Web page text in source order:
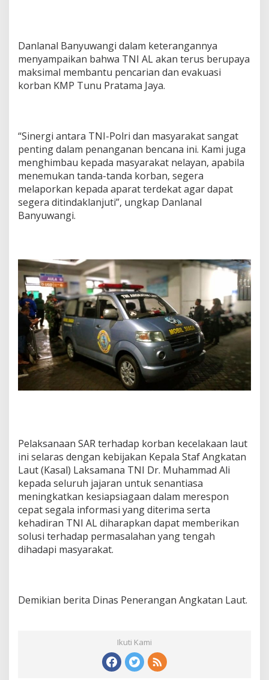
Danlanal Banyuwangi dalam keterangannya
menyampaikan bahwa TNI AL akan terus berupaya
maksimal membantu pencarian dan evakuasi
korban KMP Tunu Pratama Jaya.
“Sinergi antara TNI-Polri dan masyarakat sangat
penting dalam penanganan bencana ini. Kami juga
menghimbau kepada masyarakat nelayan, apabila
menemukan tanda-tanda korban, segera
melaporkan kepada aparat terdekat agar dapat
segera ditindaklanjuti”, ungkap Danlanal
Banyuwangi.
Pelaksanaan SAR terhadap korban kecelakaan laut
ini selaras dengan kebijakan Kepala Staf Angkatan
Laut (Kasal) Laksamana TNI Dr. Muhammad Ali
kepada seluruh jajaran untuk senantiasa
meningkatkan kesiapsiagaan dalam merespon
cepat segala informasi yang diterima serta
kehadiran TNI AL diharapkan dapat memberikan
solusi terhadap permasalahan yang tengah
dihadapi masyarakat.
Demikian berita Dinas Penerangan Angkatan Laut.
Ikuti Kami